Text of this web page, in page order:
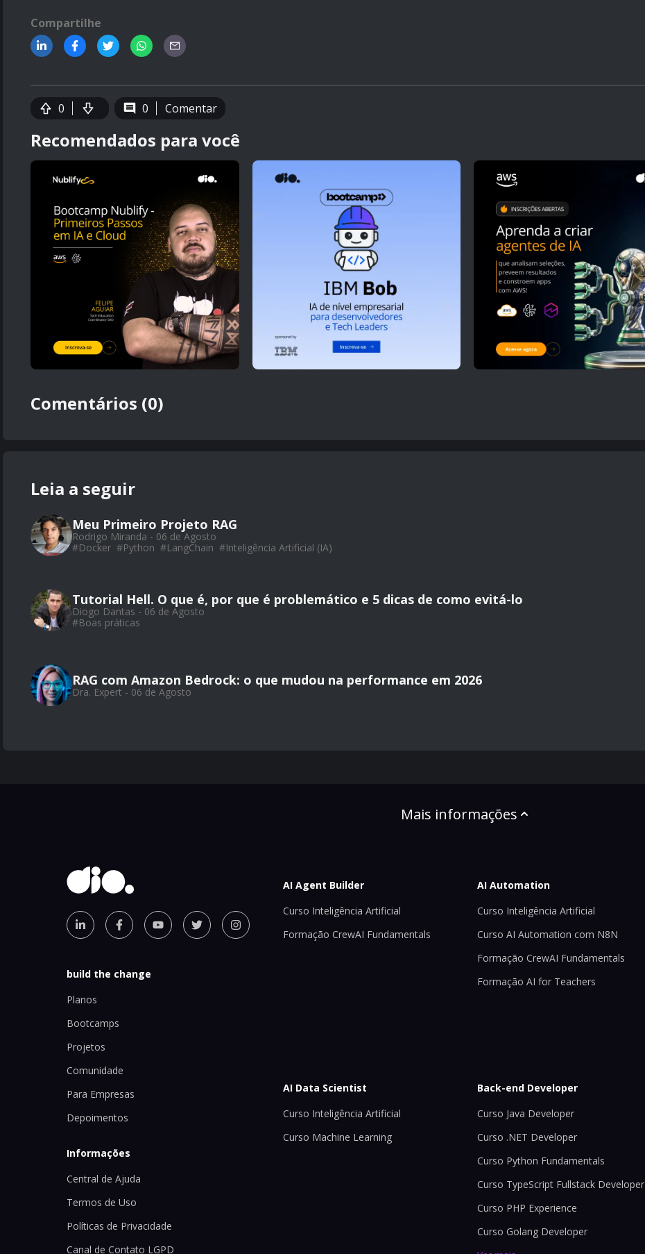
Compartilhe
0 0 Comentar
Recomendados para você
Comentários (0)
Leia a seguir
Meu Primeiro Projeto RAG
Rodrigo Miranda - 06 de Agosto
#Docker #Python #LangChain #Inteligência Artificial (IA)
Tutorial Hell. O que é, por que é problemático e 5 dicas de como evitá-lo
Diogo Dantas - 06 de Agosto
#Boas práticas
RAG com Amazon Bedrock: o que mudou na performance em 2026
Dra. Expert - 06 de Agosto
Mais informações
build the change
Planos
Bootcamps
Projetos
Comunidade
Para Empresas
Depoimentos
Informações
Central de Ajuda
Termos de Uso
Políticas de Privacidade
Canal de Contato LGPD
AI Agent Builder
Curso Inteligência Artificial
Formação CrewAI Fundamentals
AI Automation
Curso Inteligência Artificial
Curso AI Automation com N8N
Formação CrewAI Fundamentals
Formação AI for Teachers
AI Data Scientist
Curso Inteligência Artificial
Curso Machine Learning
Back-end Developer
Curso Java Developer
Curso .NET Developer
Curso Python Fundamentals
Curso TypeScript Fullstack Developer
Curso PHP Experience
Curso Golang Developer